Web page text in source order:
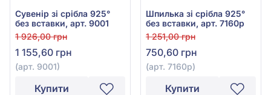
Сувенір зі срібла 925°
без вставки, арт. 9001
1 926,00 грн
1 155,60 грн
(арт. 9001)
Купити
Шпилька зі срібла 925°
без вставки, арт. 7160р
1 251,00 грн
750,60 грн
(арт. 7160р)
Купити